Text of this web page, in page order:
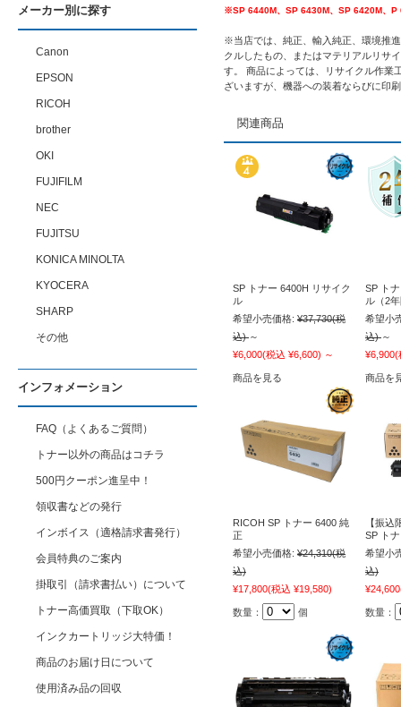
※SP 6440M、SP 6430M、SP 6420M、P
※当店では、純正、輸入純正、環境推
クルしたもの、またはマテリアルリサ
す。 商品によっては、リサイクル作業
ざいますが、機器への装着ならびに印
関連商品
SP トナー 6400H リサイク
ル
希望小売価格: ¥37,730(税
込) ～
¥6,000(税込 ¥6,600) ～
商品を見る
SP ト
ル（2
希望小
込) ～
¥6,900(
商品を
RICOH SP トナー 6400 純
正
希望小売価格: ¥24,310(税
込)
¥17,800(税込 ¥19,580)
数量： 個
【振込
SP ト
希望小
込)
¥24,600
数量：
メーカー別に探す
Canon
EPSON
RICOH
brother
OKI
FUJIFILM
NEC
FUJITSU
KONICA MINOLTA
KYOCERA
SHARP
その他
インフォメーション
FAQ（よくあるご質問）
トナー以外の商品はコチラ
500円クーポン進呈中！
領収書などの発行
インボイス（適格請求書発行）
会員特典のご案内
掛取引（請求書払い）について
トナー高価買取（下取OK）
インクカートリッジ大特価！
商品のお届け日について
使用済み品の回収